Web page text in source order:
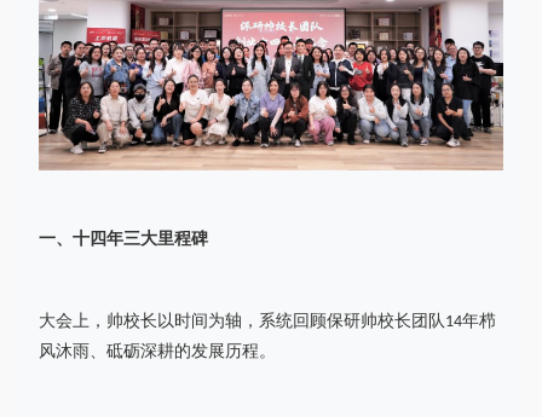
一、 十四年三大里程碑
大会上，帅校长以时间为轴，系统回顾保研帅校长团队 14年栉
风沐雨、砥砺深耕的发展历程。